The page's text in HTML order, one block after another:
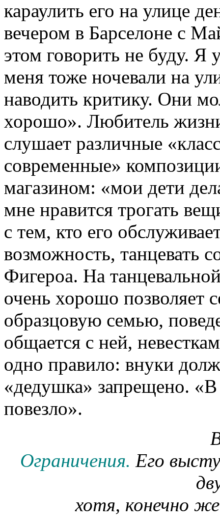
караулить его на улице
вечером в Барселоне с
этом говорить не буду. Я
меня тоже ночевали на
наводить критику. Они
хорошо». Любитель
слушает различные
современные»
магазином: «мои дети
мне нравится трогать
с тем, кто его
возможность, танцевать
Фигероа. На
очень хорошо позволяет
образцовую семью,
общается с ней,
одно правило: внуки
«дедушка» запрещено.
повезло».
Ограничения. Его
хотя, конечно